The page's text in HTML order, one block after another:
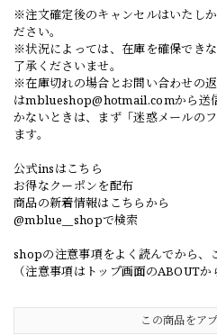
※注文確定後のキャンセルはいたし
ださい。
※状況によっては、在庫を確保でき
了承くださいませ。
※在庫切れの場合とお問い合わせの
はmblueshop@hotmail.comから送
かないときは、まず「迷惑メールの
ます。
公式insはこちら
お得なクーポンを配布
商品の新着情報はこちらから
@mblue__shopで検索
shopの注意事項をよく読んでから、
（注意事項はトップ画面のABOUTか
この商品をア